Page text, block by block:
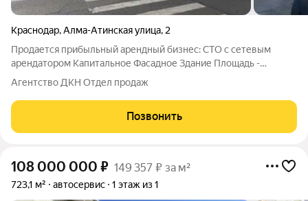
Краснодар,Алма-Атинская улица, 2
Продается прибыльный арендный бизнес: СТО с сетевым
арендатором Капитальное Фасадное Здание Площадь -
333.3.м2 З/У в собственнику 6 сот. Зона ОД-1 Длина фасада 38
м. Водоснабжение Скважина Электроснабжение 45 кВт
Канализация Септик Высота потолков 4
Агентство ДКН Отдел продаж
Позвонить
108 000 000 ₽ 149 357 ₽ за м²
723,1 м² автосервис 1 этаж из 1